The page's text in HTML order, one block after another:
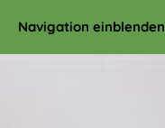
Navigation einblenden